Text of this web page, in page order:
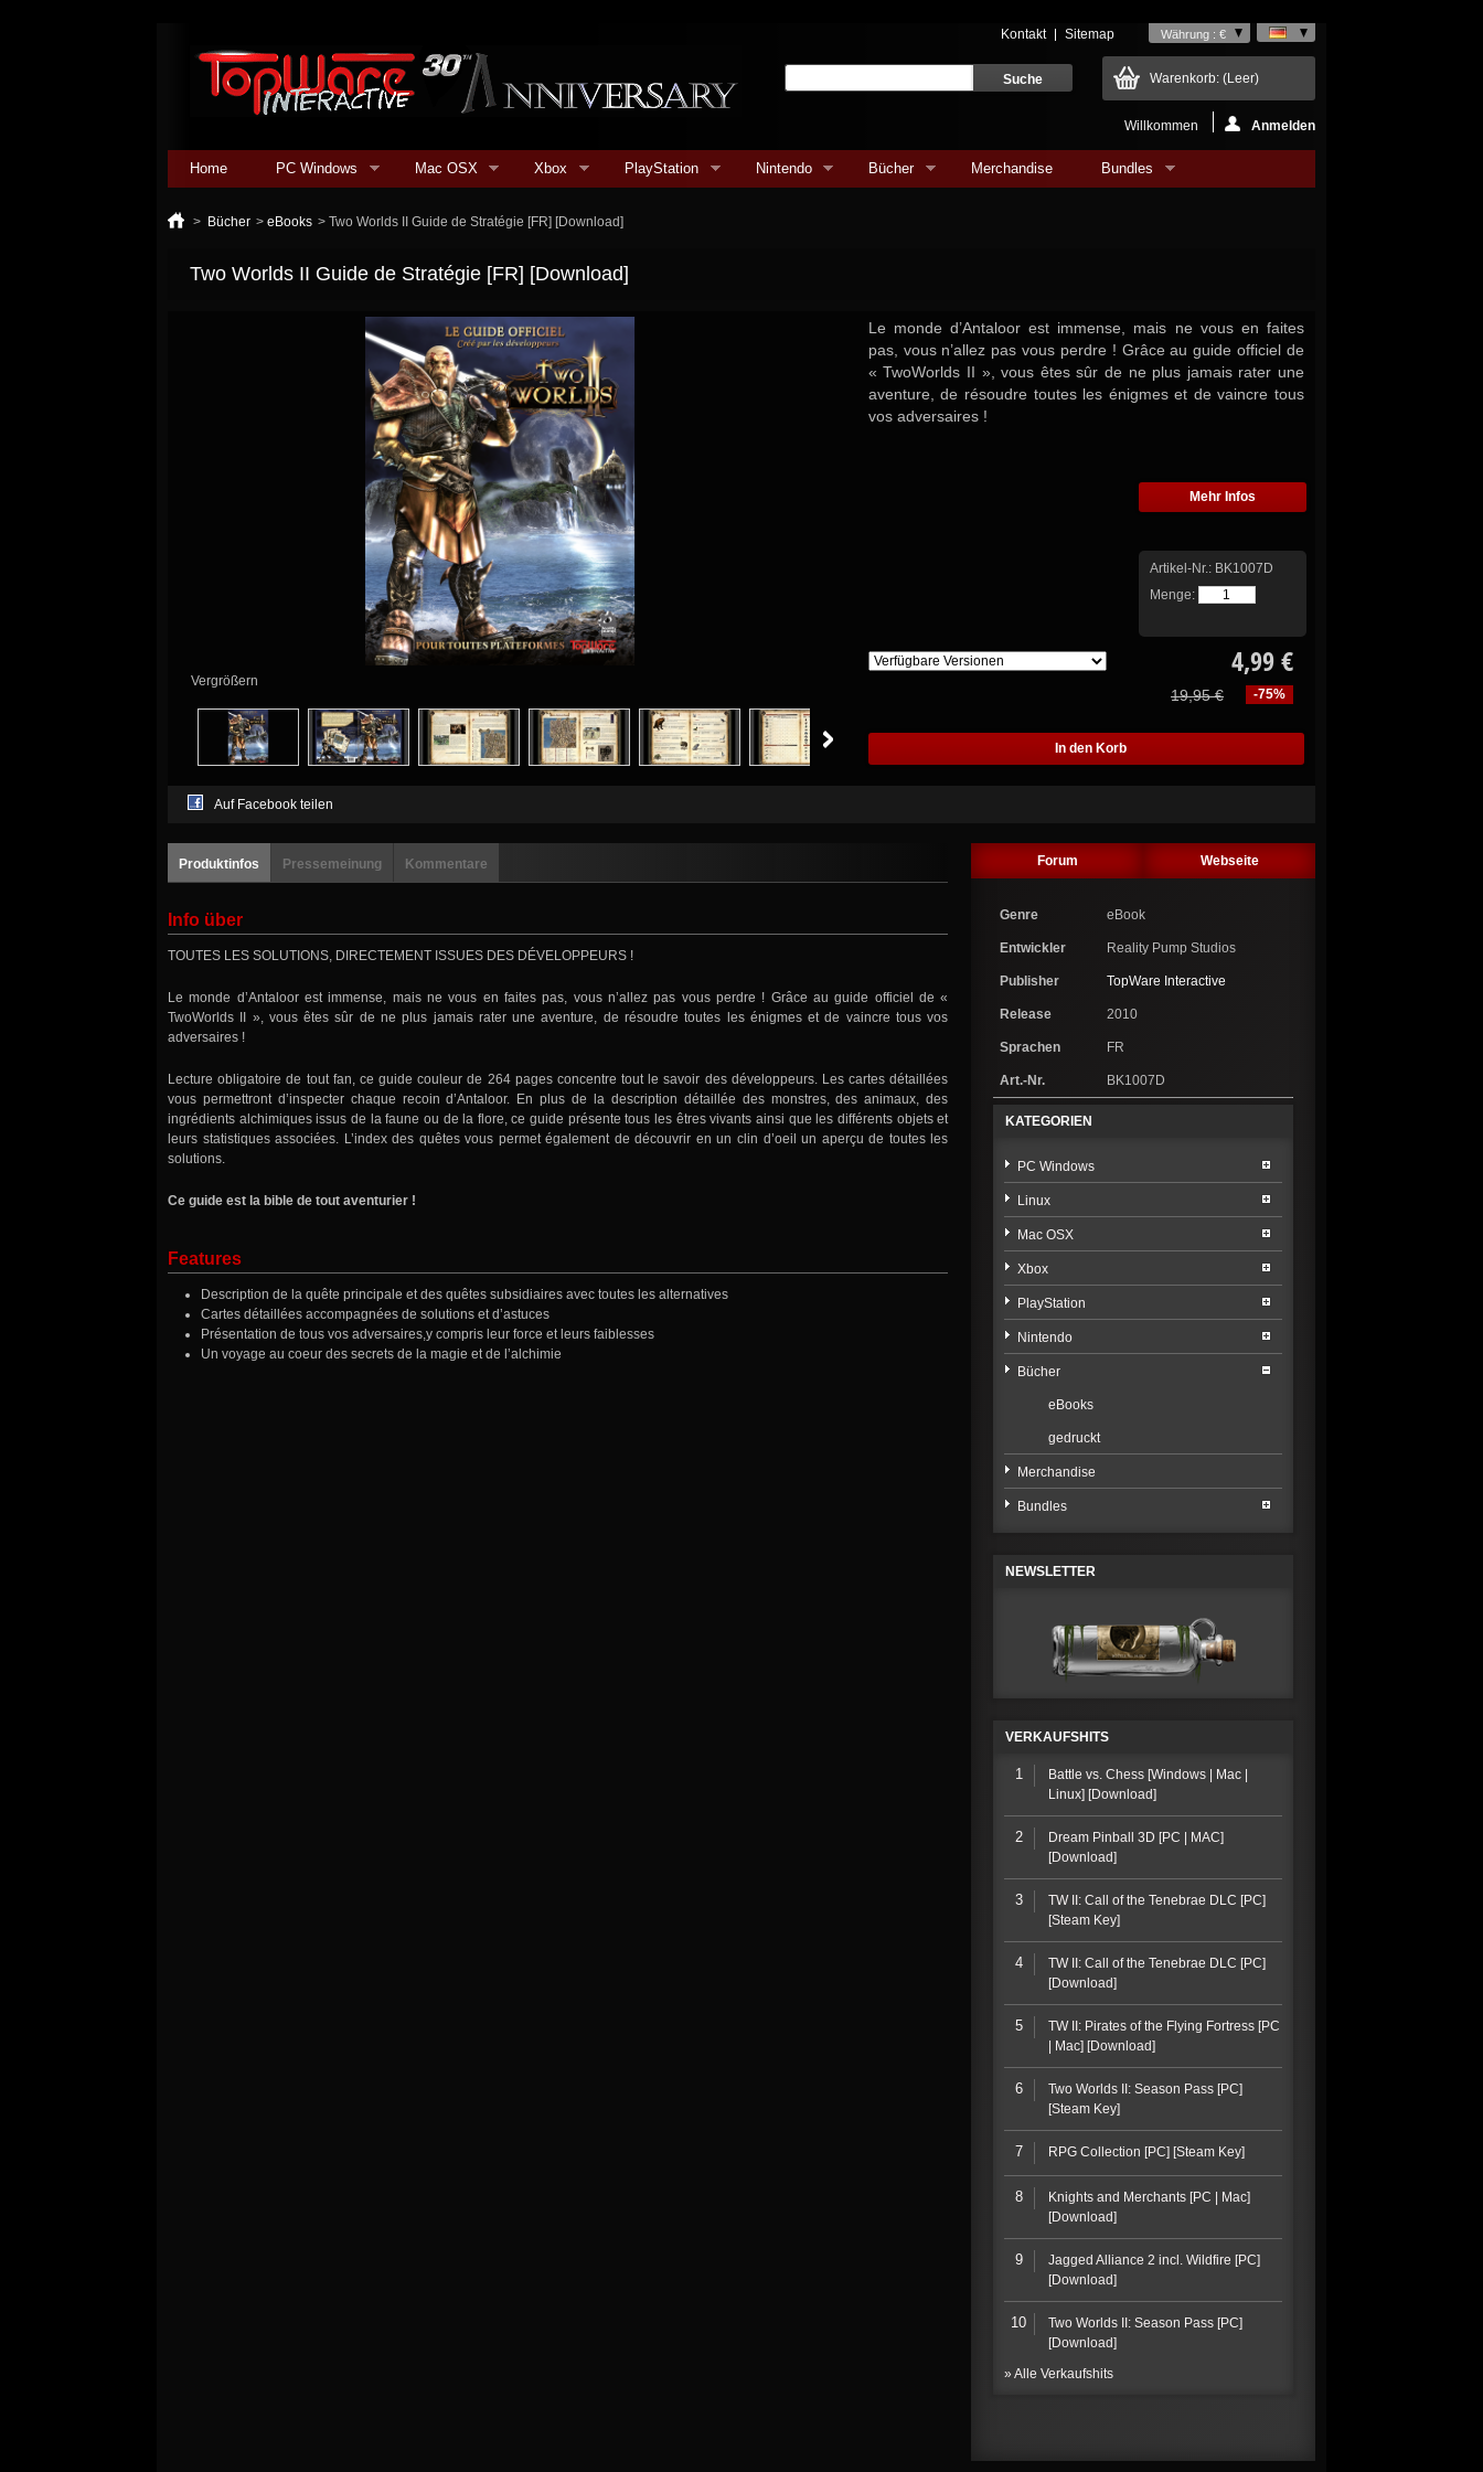
Währung : €
Kontakt Sitemap
Warenkorb: (Leer)
Willkommen Anmelden
Home PC Windows Mac OSX Xbox PlayStation Nintendo Bücher Merchandise Bundles
> Bücher > eBooks > Two Worlds II Guide de Stratégie [FR] [Download]
Two Worlds II Guide de Stratégie [FR] [Download]
Vergrößern
Le monde d’Antaloor est immense, mais ne vous en faites
pas, vous n’allez pas vous perdre ! Grâce au guide officiel de
« TwoWorlds II », vous êtes sûr de ne plus jamais rater une
aventure, de résoudre toutes les énigmes et de vaincre tous
vos adversaires !
Mehr Infos
Artikel-Nr.: BK1007D
Menge:
4,99 €
-75%
19,95 €
Auf Facebook teilen
Produktinfos Pressemeinung Kommentare
Info über
TOUTES LES SOLUTIONS, DIRECTEMENT ISSUES DES DÉVELOPPEURS !
Le monde d’Antaloor est immense, mais ne vous en faites pas, vous n’allez pas vous perdre ! Grâce au guide officiel de «
TwoWorlds II », vous êtes sûr de ne plus jamais rater une aventure, de résoudre toutes les énigmes et de vaincre tous vos
adversaires !
Lecture obligatoire de tout fan, ce guide couleur de 264 pages concentre tout le savoir des développeurs. Les cartes détaillées
vous permettront d’inspecter chaque recoin d’Antaloor. En plus de la description détaillée des monstres, des animaux, des
ingrédients alchimiques issus de la faune ou de la flore, ce guide présente tous les êtres vivants ainsi que les différents objets et
leurs statistiques associées. L’index des quêtes vous permet également de découvrir en un clin d’oeil un aperçu de toutes les
solutions.
Ce guide est la bible de tout aventurier !
Features
Description de la quête principale et des quêtes subsidiaires avec toutes les alternatives
Cartes détaillées accompagnées de solutions et d’astuces
Présentation de tous vos adversaires,y compris leur force et leurs faiblesses
Un voyage au coeur des secrets de la magie et de l’alchimie
Forum Webseite
Genre eBook
Entwickler Reality Pump Studios
Publisher TopWare Interactive
Release 2010
Sprachen FR
Art.-Nr. BK1007D
KATEGORIEN
PC Windows
Linux
Mac OSX
Xbox
PlayStation
Nintendo
Bücher
eBooks
gedruckt
Merchandise
Bundles
NEWSLETTER
VERKAUFSHITS
1
Battle vs. Chess [Windows | Mac |
Linux] [Download]
2
Dream Pinball 3D [PC | MAC]
[Download]
3
TW II: Call of the Tenebrae DLC [PC]
[Steam Key]
4
TW II: Call of the Tenebrae DLC [PC]
[Download]
5
TW II: Pirates of the Flying Fortress [PC
| Mac] [Download]
6
Two Worlds II: Season Pass [PC]
[Steam Key]
7 RPG Collection [PC] [Steam Key]
8
Knights and Merchants [PC | Mac]
[Download]
9
Jagged Alliance 2 incl. Wildfire [PC]
[Download]
10
Two Worlds II: Season Pass [PC]
[Download]
» Alle Verkaufshits